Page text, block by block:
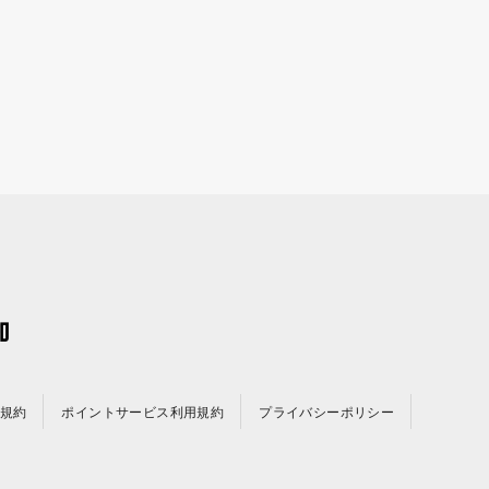
約 ポイントサービス利用規約 プライバシーポリシー